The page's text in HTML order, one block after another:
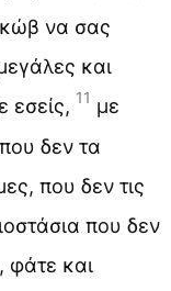
να σας
και
εσείς, 11 με
δεν τα
που δεν τις
που δεν
φάτε και